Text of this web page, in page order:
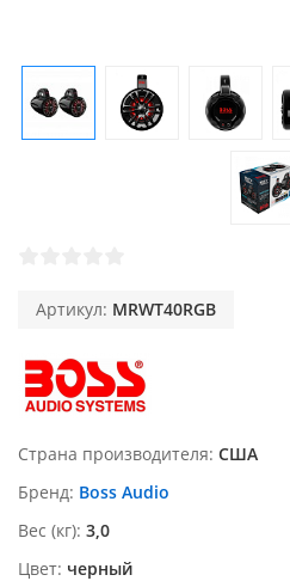
Артикул: MRWT40RGB
Страна производителя США
Бренд Boss Audio
Вес (кг) 3,0
Цвет черный